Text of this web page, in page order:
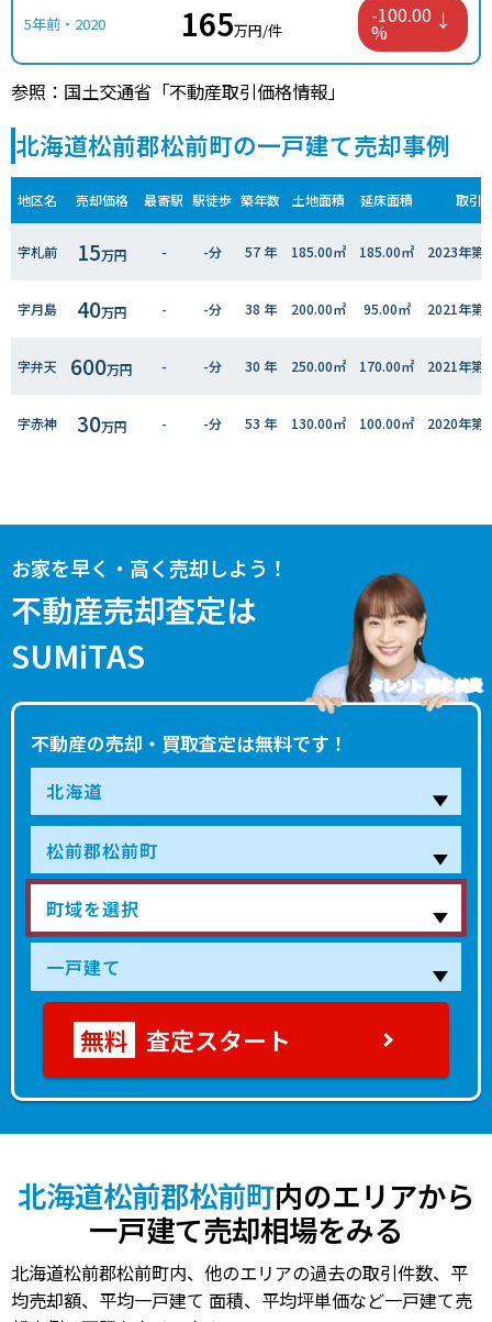
5年前・2020 165万円/件
-100.00
%
参照：国土交通省「不動産取引価格情報」
北海道松前郡松前町の一戸建て売却事例
地区名 売却価格 最寄駅 駅徒歩 築年数 土地面積 延床面積 取引
字札前 15万円 - -分 57 年 185.00㎡ 185.00㎡ 2023年第
字月島 40万円 - -分 38 年 200.00㎡ 95.00㎡ 2021年第
字弁天 600万円 - -分 30 年 250.00㎡ 170.00㎡ 2021年第
字赤神 30万円 - -分 53 年 130.00㎡ 100.00㎡ 2020年第
お家を早く・高く売却しよう！
不動産売却査定は
SUMiTAS
不動産の売却・買取査定は無料です！
タレント 藤本 美貴
査定スタート
北海道松前郡松前町内のエリアから
一戸建て売却相場をみる
北海道松前郡松前町内、他のエリアの過去の取引件数、平
均売却額、平均一戸建て 面積、平均坪単価など一戸建て売